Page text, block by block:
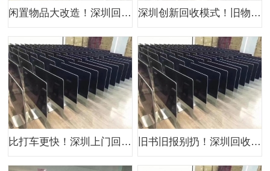
闲置物品大改造！深圳回收让 “破烂” 华丽变身小金库 深圳创新回收模式！旧物变现快如闪电，错过等一年
比打车更快！深圳上门回收团队带着诚意火速赶来 旧书旧报别扔！深圳回收让 “废纸” 变现金，论斤卖都超值